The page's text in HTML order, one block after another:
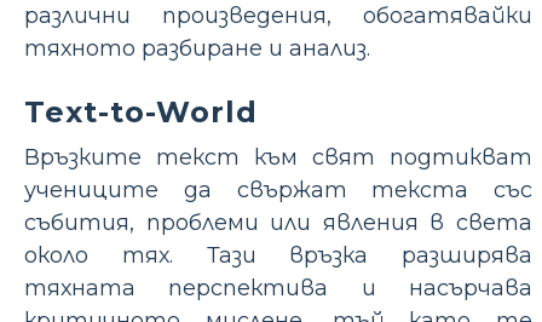
различни произведения, обогатявайки
тяхното разбиране и анализ.
Text-to-World
Връзките текст към свят подтикват
учениците да свържат текста със
събития, проблеми или явления в света
около тях. Тази връзка разширява
тяхната перспектива и насърчава